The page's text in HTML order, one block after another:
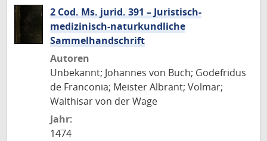
2 Cod. Ms. jurid. 391 – Juristisch-
medizinisch-naturkundliche
Sammelhandschrift
Autoren
Unbekannt; Johannes von Buch; Godefridus
de Franconia; Meister Albrant; Volmar;
Walthisar von der Wage
Jahr:
1474